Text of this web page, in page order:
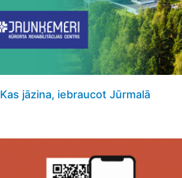
Kas jāzina, iebraucot Jūrmalā